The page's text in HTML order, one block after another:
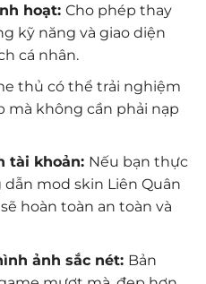
hoạt: Cho phép thay
kỹ năng và giao diện
cá nhân.
thủ có thể trải nghiệm
mà không cần phải nạp
tài khoản: Nếu bạn thực
mod skin Liên Quân
hoàn toàn an toàn và
ảnh sắc nét: Bản